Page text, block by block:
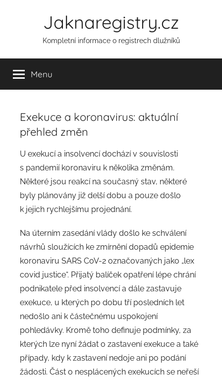
Jaknaregistry.cz
Kompletní informace o registrech dlužníků
Menu
Exekuce a koronavirus: aktuální
přehled změn
A
r
:
m
i
n
U exekucí a insolvencí dochází v souvislosti
s pandemií koronaviru k několika změnám.
Některé jsou reakcí na současný stav, některé
byly plánovány již delší dobu a pouze došlo
k jejich rychlejšímu projednání.
Na úterním zasedání vlády došlo ke schválení
návrhů sloužících ke zmírnění dopadů epidemie
koronaviru SARS CoV-2 označovaných jako „lex
covid justice“. Přijatý balíček opatření lépe chrání
podnikatele před insolvencí a dále zastavuje
exekuce, u kterých po dobu tří posledních let
nedošlo ani k částečnému uspokojení
pohledávky. Kromě toho definuje podmínky, za
kterých lze nyní žádat o zastavení exekuce a také
případy, kdy k zastavení nedoje ani po podání
žádosti. Část o nesplácených exekucích se neřeší